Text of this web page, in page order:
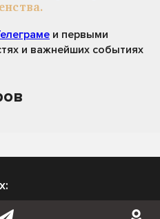
и первыми
и важнейших событиях